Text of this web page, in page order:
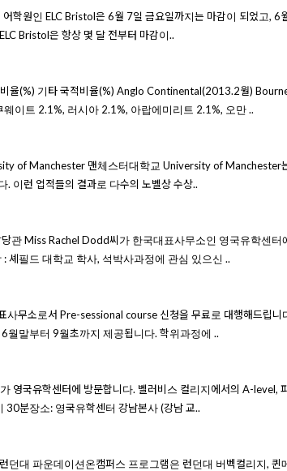
학원인 ELC Bristol은 6월 7일 금요일까지는 마감이 되었고,
Bristol은 항상 몇 달 전부터 마감이..
비율(%) 기타 국적비율(%) Anglo Continental(2013.2월)
이트 2.1%, 러시아 2.1%, 아랍에미리트 2.1%, 오만 ..
of Manchester 맨체스터대학교 University of Manchester
. 이런 업적들의 결과로 다수의 노벨상 수상..
관 Miss Rachel Dodd씨가 한국대표사무소인 영국유학센
필드 대학교 학사, 석박사과정에 관심 있으신 ..
사무소로서 Pre-sessional course 신청을 무료로 대행해드
월말부터 9월초까지 제공됩니다. 학위과정에 ..
영국유학센터에 방문합니다. 벨러비스 컬리지에서의 A-
분장소: 영국유학센터 강남본사 (강남 교..
대 파운데이션온캠퍼스 프로그램은 런던대 버벡컬리지,